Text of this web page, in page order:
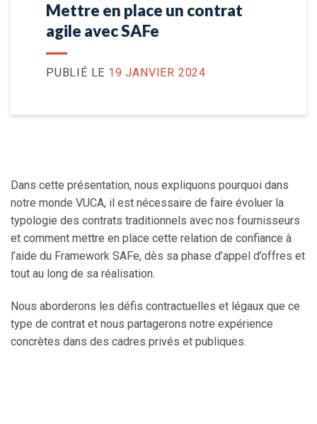
Mettre en place un contrat
agile avec SAFe
PUBLIÉ LE 19 JANVIER 2024
Dans cette présentation, nous expliquons pourquoi dans
notre monde VUCA, il est nécessaire de faire évoluer la
typologie des contrats traditionnels avec nos fournisseurs
et comment mettre en place cette relation de confiance à
l’aide du Framework SAFe, dès sa phase d’appel d’offres et
tout au long de sa réalisation.
Nous aborderons les défis contractuelles et légaux que ce
type de contrat et nous partagerons notre expérience
concrètes dans des cadres privés et publiques.